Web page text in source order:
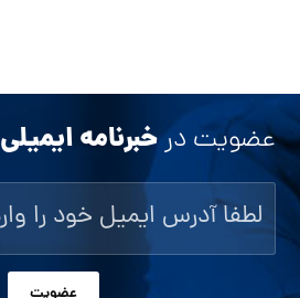
عضویت درخبرنامه ایمیلی